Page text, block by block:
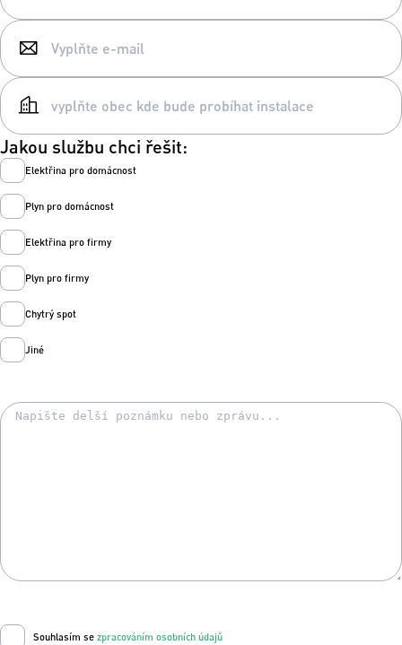
Jakou službu chci řešit:
Elektřina pro domácnost
Plyn pro domácnost
Elektřina pro firmy
Plyn pro firmy
Chytrý spot
Jiné
Souhlasím se zpracováním osobních údajů